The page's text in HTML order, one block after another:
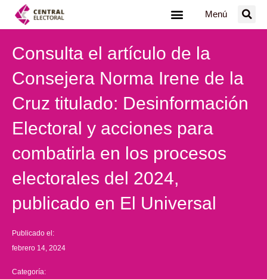
Menú
Consulta el artículo de la
Consejera Norma Irene de la
Cruz titulado: Desinformación
Electoral y acciones para
combatirla en los procesos
electorales del 2024,
publicado en El Universal
Publicado el:
febrero 14, 2024
Categoría: